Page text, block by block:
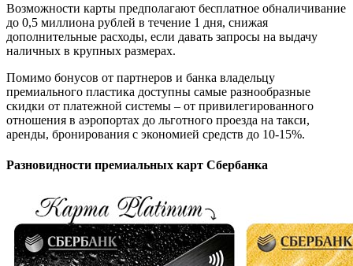
Возможности карты предполагают бесплатное обналичивание
до 0,5 миллиона рублей в течение 1 дня, снижая
дополнительные расходы, если давать запросы на выдачу
наличных в крупных размерах.
Помимо бонусов от партнеров и банка владельцу
премиального пластика доступны самые разнообразные
скидки от платежной системы – от привилегированного
отношения в аэропортах до льготного проезда на такси,
аренды, бронирования с экономией средств до 10-15%.
Разновидности премиальных карт Сбербанка